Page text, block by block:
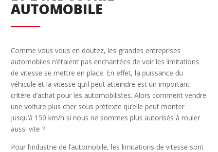
AUTOMOBILE
Comme vous vous en doutez, les grandes entreprises
automobiles n’étaient pas enchantées de voir les limitations
de vitesse se mettre en place. En effet, la puissance du
véhicule et la vitesse qu’il peut atteindre est un important
critère d’achat pour les automobilistes. Alors comment vendre
une voiture plus cher sous prétexte qu’elle peut monter
jusqu’à 150 km/h si nous ne sommes plus autorisés à rouler
aussi vite ?
Pour l’industrie de l’automobile, les limitations de vitesse sont